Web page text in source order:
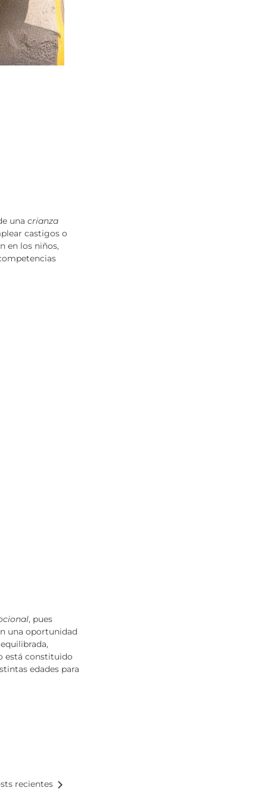
una crianza
castigos o
en los niños,
, pues
una oportunidad
está constituido
edades para
recientes